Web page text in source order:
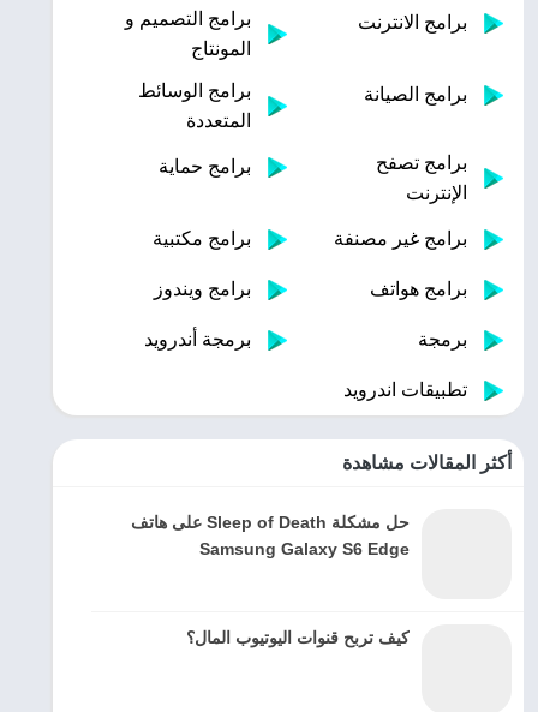
برامج الانترنت
برامج التصميم و
المونتاج
برامج الصيانة
برامج الوسائط
المتعددة
برامج تصفح
الإنترنت
برامج حماية
برامج غير مصنفة برامج مكتبية
برامج هواتف برامج ويندوز
برمجة برمجة أندرويد
تطبيقات اندرويد
أكثر المقالات مشاهدة
حل مشكلة Sleep of Death على هاتف
Samsung Galaxy S6 Edge
كيف تربح قنوات اليوتيوب المال؟